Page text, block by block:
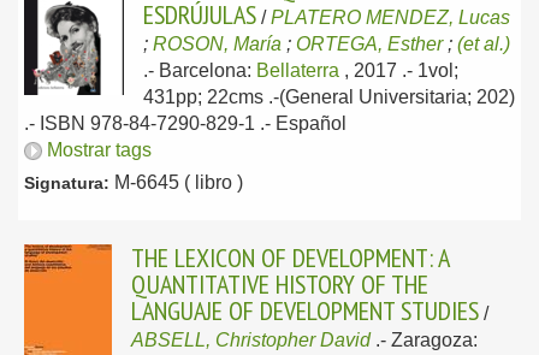
ESDRÚJULAS /PLATERO MENDEZ, Lucas
; ROSON, María ; ORTEGA, Esther; (et al.)
.- Barcelona: Bellaterra , 2017 .- 1vol;
431pp; 22cms .-(General Universitaria; 202)
.- ISBN 978-84-7290-829-1 .- Español
Mostrar tags
Signatura: M-6645 ( libro )
THE LEXICON OF DEVELOPMENT: A
QUANTITATIVE HISTORY OF THE
LANGUAJE OF DEVELOPMENT STUDIES /
ABSELL, Christopher David .- Zaragoza: